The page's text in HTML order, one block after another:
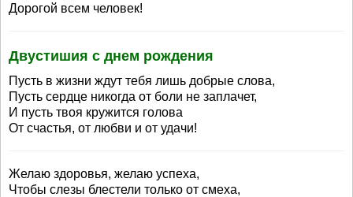
Дорогой всем человек!
Двустишия с днем рождения
Пусть в жизни ждут тебя лишь добрые слова,
Пусть сердце никогда от боли не заплачет,
И пусть твоя кружится голова
От счастья, от любви и от удачи!
Желаю здоровья, желаю успеха,
Чтобы слезы блестели только от смеха,